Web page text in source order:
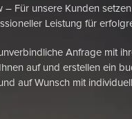
Für unsere Kunden
Leistung für
Anfrage mit
auf und erstellen ein
auf Wunsch mit